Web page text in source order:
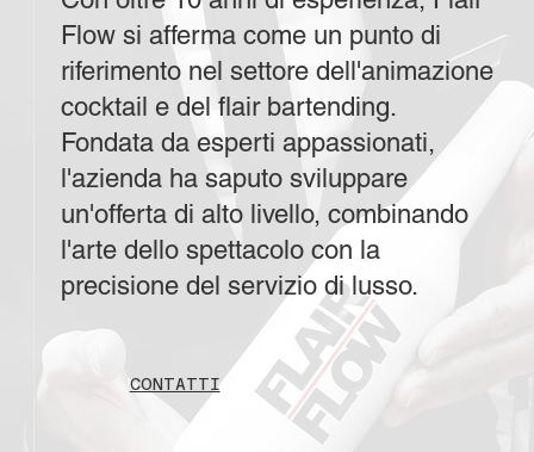
CONTATTI
Flow si afferma come un punto di
riferimento nel settore dell'animazione
cocktail e del flair bartending.
Fondata da esperti appassionati,
l'azienda ha saputo sviluppare
un'offerta di alto livello, combinando
l'arte dello spettacolo con la
precisione del servizio di lusso.